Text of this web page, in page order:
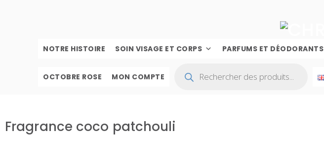
NOTRE HISTOIRE SOIN VISAGE ET CORPS PARFUMS ET DÉODORANTS
OCTOBRE ROSE MON COMPTE
Fragrance coco patchouli